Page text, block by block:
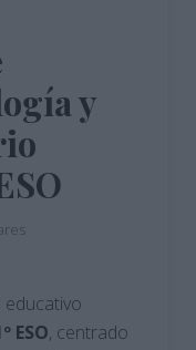
y
ESO, centrado